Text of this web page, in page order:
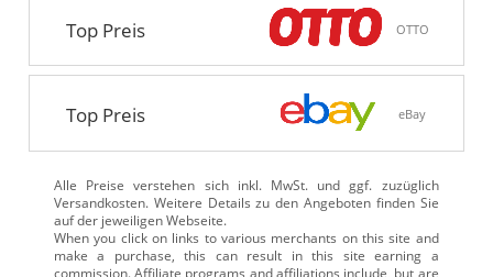
Top Preis OTTO
Top Preis eBay
Alle Preise verstehen sich inkl. MwSt. und ggf. zuzüglich
Versandkosten. Weitere Details zu den Angeboten finden Sie
auf der jeweiligen Webseite.